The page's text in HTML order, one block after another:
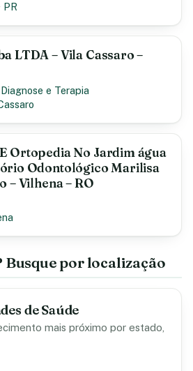
PR
LTDA – Vila Cassaro –
e Terapia
Ortopedia No Jardim água
Odontológico Marilisa
– Vilhena – RO
Busque por localização
de Saúde
mais próximo por estado,